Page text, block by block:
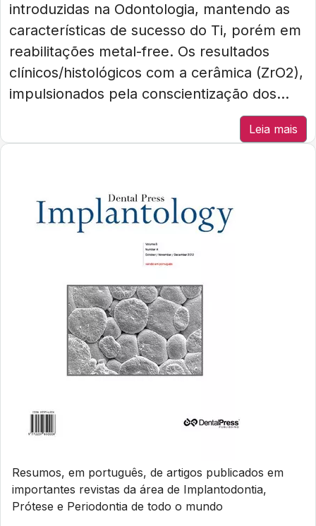
introduzidas na Odontologia, mantendo as
características de sucesso do Ti, porém em
reabilitações metal-free. Os resultados
clínicos/histológicos com a cerâmica (ZrO2),
impulsionados pela conscientização dos...
Leia mais
Resumos, em português, de artigos publicados em
importantes revistas da área de Implantodontia,
Prótese e Periodontia de todo o mundo